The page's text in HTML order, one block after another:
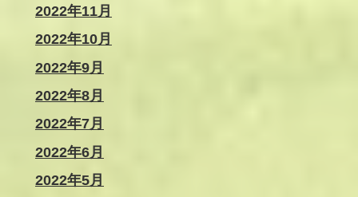
2022年11月
2022年10月
2022年9月
2022年8月
2022年7月
2022年6月
2022年5月